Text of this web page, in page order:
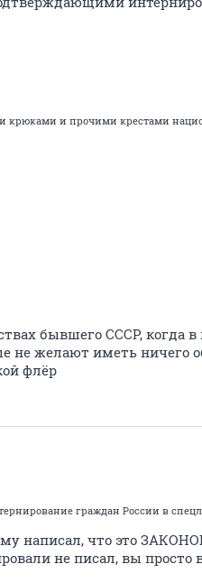
крюками и прочими крестами
бывшего СССР, когда в
не желают иметь ничего
флёр
граждан России в
написал, что это
не писал, вы просто